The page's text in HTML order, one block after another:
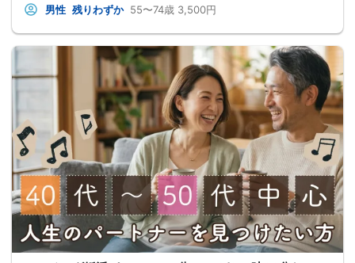
男性 残りわずか 55〜74歳 3,500円